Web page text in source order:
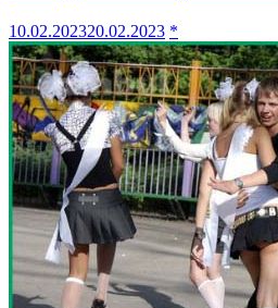
10.02.202320.02.2023 *